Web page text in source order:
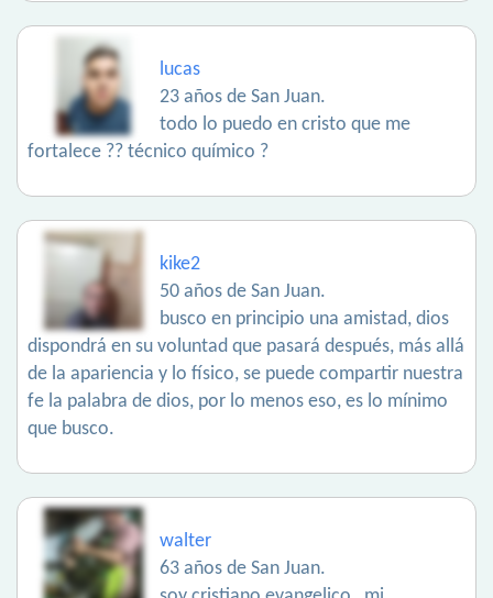
lucas
23 años de San Juan.
todo lo puedo en cristo que me
fortalece ?? técnico químico ?
kike2
50 años de San Juan.
busco en principio una amistad, dios
dispondrá en su voluntad que pasará después, más allá
de la apariencia y lo físico, se puede compartir nuestra
fe la palabra de dios, por lo menos eso, es lo mínimo
que busco.
walter
63 años de San Juan.